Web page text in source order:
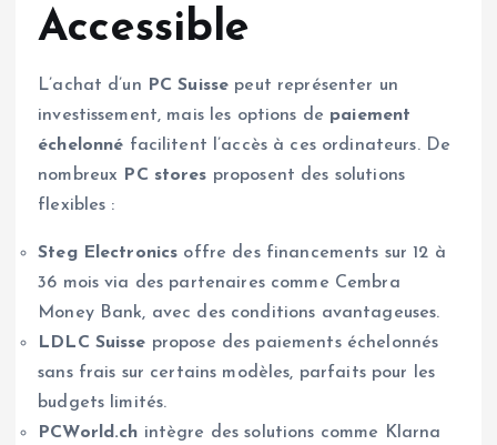
Accessible
L’achat d’un PC Suisse peut représenter un
investissement, mais les options de paiement
échelonné facilitent l’accès à ces ordinateurs. De
nombreux
PC stores proposent des solutions
flexibles :
Steg Electronics offre des financements sur 12 à
36 mois via des partenaires comme Cembra
Money Bank, avec des conditions avantageuses.
LDLC Suisse propose des paiements échelonnés
sans frais sur certains modèles, parfaits pour les
budgets limités.
PCWorld.ch intègre des solutions comme Klarna